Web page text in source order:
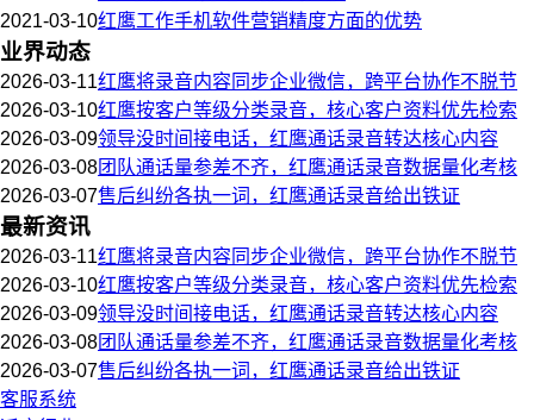
2021-03-10红鹰工作手机软件营销精度方面的优势
业界动态
2026-03-11红鹰将录音内容同步企业微信，跨平台协作不脱节
2026-03-10红鹰按客户等级分类录音，核心客户资料优先检索
2026-03-09领导没时间接电话，红鹰通话录音转达核心内容
2026-03-08团队通话量参差不齐，红鹰通话录音数据量化考核
2026-03-07售后纠纷各执一词，红鹰通话录音给出铁证
最新资讯
2026-03-11红鹰将录音内容同步企业微信，跨平台协作不脱节
2026-03-10红鹰按客户等级分类录音，核心客户资料优先检索
2026-03-09领导没时间接电话，红鹰通话录音转达核心内容
2026-03-08团队通话量参差不齐，红鹰通话录音数据量化考核
2026-03-07售后纠纷各执一词，红鹰通话录音给出铁证
客服系统